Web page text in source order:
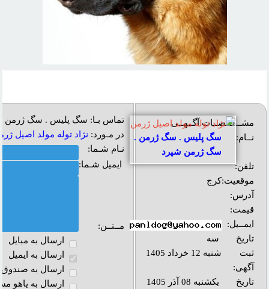
مشــخــصــات آگــهــی
نــام:
سگ پلیس . سگ ژرمن .
سگ ژرمن شپرد
تلفن:
موقعیت:کرج
آدرس:
قیمت:
ایمــیل:
تاریخ
ثبت
آگهی:
سه
شنبه 12 خرداد 1405
تاریخ
یکشنبه 08 آذر 1405
تماس بـا: سگ پلیس . سگ ژرمن
در مـورد: نژاد توله مولد اصيل
نـام شـما:
ایمیل شـما:
مــتــن:
ارسال به مبايل
ارسال به ايميل
ارسال به صندوق
ارسال به ياهو